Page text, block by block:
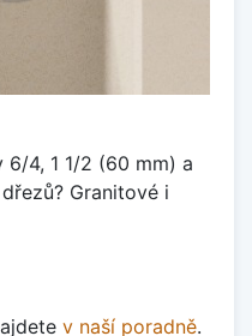
4, 1 1/2 (60 mm) a
Granitové i
v naší poradně.